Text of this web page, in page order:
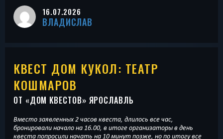
16.07.2026
ВЛАДИСЛАВ
КВЕСТ ДОМ КУКОЛ: ТЕАТР
КОШМАРОВ
ОТ «ДОМ КВЕСТОВ» ЯРОСЛАВЛЬ
Вместо заявленных 2 часов квеста, длилось все час,
бронировали начало на 16.00, в итоге организаторы в день
квеста попросили начать на 10 минут позже, но по итогу все